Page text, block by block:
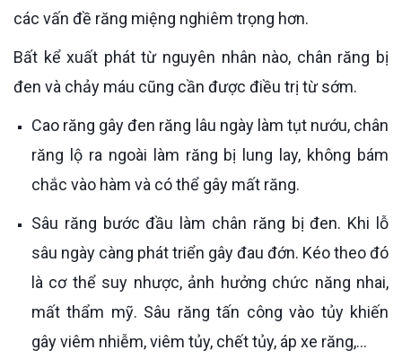
các vấn đề răng miệng nghiêm trọng hơn.
Bất kể xuất phát từ nguyên nhân nào, chân răng bị
đen và chảy máu cũng cần được điều trị từ sớm.
Cao răng gây đen răng lâu ngày làm tụt nướu, chân
răng lộ ra ngoài làm răng bị lung lay, không bám
chắc vào hàm và có thể gây mất răng.
Sâu răng bước đầu làm chân răng bị đen. Khi lỗ
sâu ngày càng phát triển gây đau đớn. Kéo theo đó
là cơ thể suy nhược, ảnh hưởng chức năng nhai,
mất thẩm mỹ. Sâu răng tấn công vào tủy khiến
gây viêm nhiễm, viêm tủy, chết tủy, áp xe răng,...